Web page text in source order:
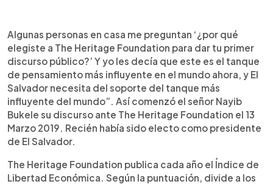
Escuchar artículo
Algunas personas en casa me preguntan ‘¿por qué
elegiste a The Heritage Foundation para dar tu primer
discurso público?’ Y yo les decía que este es el tanque
de pensamiento más influyente en el mundo ahora, y El
Salvador necesita del soporte del tanque más
influyente del mundo”. Así comenzó el señor Nayib
Bukele su discurso ante The Heritage Foundation el 13
Marzo 2019. Recién había sido electo como presidente
de El Salvador.
The Heritage Foundation publica cada año el Índice de
Libertad Económica. Según la puntuación, divide a los